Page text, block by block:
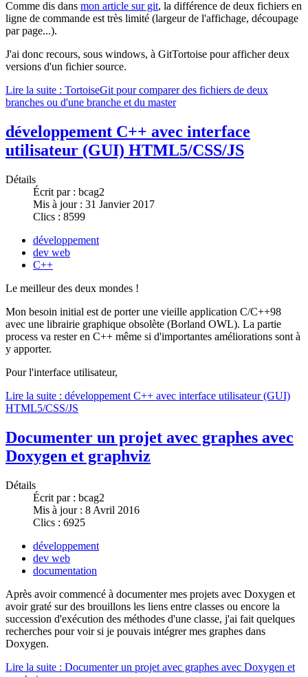
Comme dis dans mon article sur git, la différence de deux fichiers en
ligne de commande est très limité (largeur de l'affichage, découpage
par page...).
J'ai donc recours, sous windows, à GitTortoise pour afficher deux
versions d'un fichier source.
Lire la suite : TortoiseGit pour comparer des fichiers de deux
branches ou d'une branche et du master
développement C++ avec interface
utilisateur (GUI) HTML5/CSS/JS
Détails
Écrit par : bcag2
Mis à jour : 31 Janvier 2017
Clics : 8599
développement
dev web
C++
Le meilleur des deux mondes !
Mon besoin initial est de porter une vieille application C/C++98
avec une librairie graphique obsolète (Borland OWL). La partie
process va rester en C++ même si d'importantes améliorations sont à
y apporter.
Pour l'interface utilisateur,
Lire la suite : développement C++ avec interface utilisateur (GUI)
HTML5/CSS/JS
Documenter un projet avec graphes avec
Doxygen et graphviz
Détails
Écrit par : bcag2
Mis à jour : 8 Avril 2016
Clics : 6925
développement
dev web
documentation
Après avoir commencé à documenter mes projets avec Doxygen et
avoir graté sur des brouillons les liens entre classes ou encore la
succession d'exécution des méthodes d'une classe, j'ai fait quelques
recherches pour voir si je pouvais intégrer mes graphes dans
Doxygen.
Lire la suite : Documenter un projet avec graphes avec Doxygen et